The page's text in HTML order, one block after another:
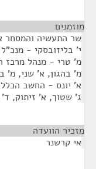
מוזמנים
שר התעשיה והמסחר
י' בליזובסקי -
מ' טרי - מנהל מרכז
מ' בהגון, א' שני, מ'
א' יונס - החשב
ג' שטוך, א' זיתוק,
מזכיר הוועדה
אי קרשנר